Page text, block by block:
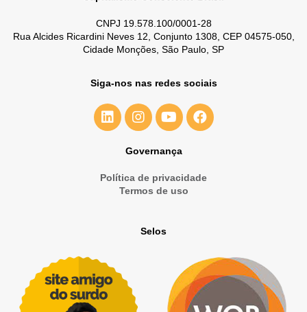
CNPJ 19.578.100/0001-28
Rua Alcides Ricardini Neves 12, Conjunto 1308, CEP 04575-050,
Cidade Monções, São Paulo, SP
Siga-nos nas redes sociais
Governança
Política de privacidade
Termos de uso
Selos